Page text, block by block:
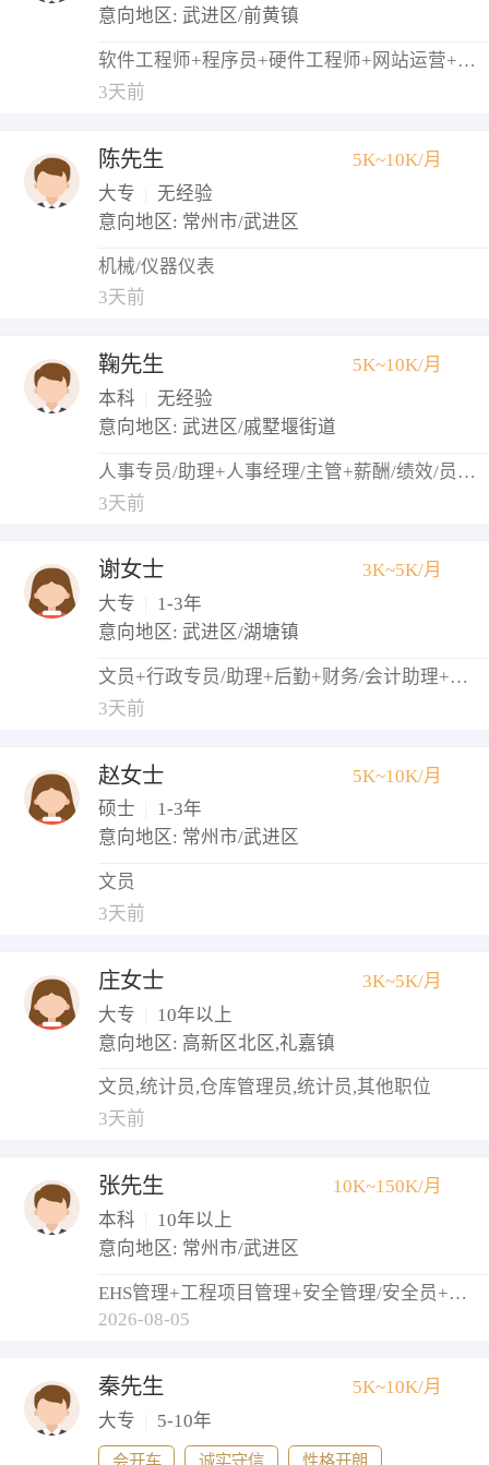
意向地区: 武进区/前黄镇
软件工程师+程序员+硬件工程师+网站运营+网络管理员
3天前
陈先生
5K~10K/月
大专
无经验
意向地区: 常州市/武进区
机械/仪器仪表
3天前
鞠先生
5K~10K/月
本科
无经验
意向地区: 武进区/戚墅堰街道
人事专员/助理+人事经理/主管+薪酬/绩效/员工关系+培训专员/助理+招聘专员/助理
3天前
谢女士
3K~5K/月
大专
1-3年
意向地区: 武进区/湖塘镇
文员+行政专员/助理+后勤+财务/会计助理+出纳
3天前
赵女士
5K~10K/月
硕士
1-3年
意向地区: 常州市/武进区
文员
3天前
庄女士
3K~5K/月
大专
10年以上
意向地区: 高新区北区,礼嘉镇
文员,统计员,仓库管理员,统计员,其他职位
3天前
张先生
10K~150K/月
本科
10年以上
意向地区: 常州市/武进区
EHS管理+工程项目管理+安全管理/安全员+物业经理/主管
2026-08-05
秦先生
5K~10K/月
大专
5-10年
会开车 诚实守信 性格开朗